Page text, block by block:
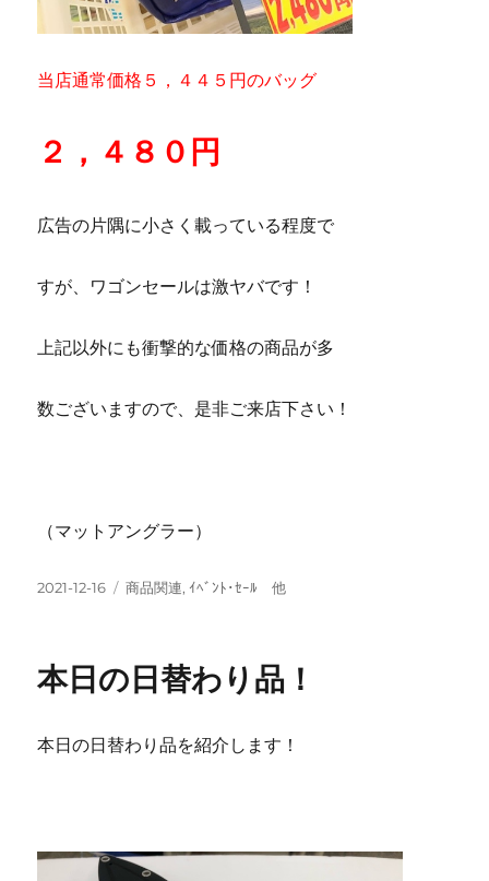
当店通常価格５，４４５円のバッグ
２，４８０円
広告の片隅に小さく載っている程度で
すが、ワゴンセールは激ヤバです！
上記以外にも衝撃的な価格の商品が多
数ございますので、是非ご来店下さい！
（マットアングラー）
投
2021-12-16
カ
ー
商品関連,ｲﾍﾞﾝﾄ･ｾｰﾙ 他
本日の日替わり品！
本日の日替わり品を紹介します！